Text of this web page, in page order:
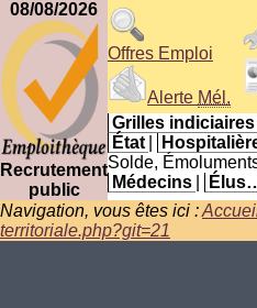
08/08/2026
Recrutement
public
Offres Emploi
Alerte Mél.
Grilles
État
Solde,
Médecins
Navigation, vous êtes ici :
territoriale.php?git=21